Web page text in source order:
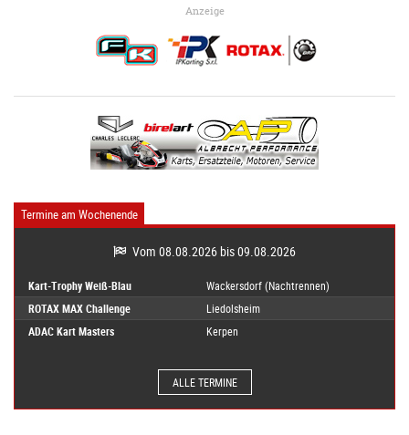
Anzeige
Termine am Wochenende
Vom 08.08.2026 bis 09.08.2026
Kart-Trophy Weiß-Blau
Wackersdorf (Nachtrennen)
ROTAX MAX Challenge
Liedolsheim
ADAC Kart Masters
Kerpen
ALLE TERMINE